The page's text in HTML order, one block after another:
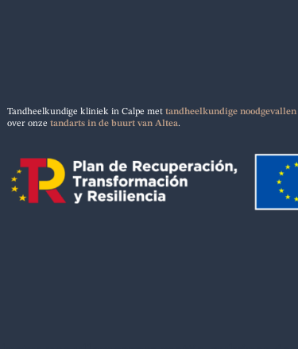
Tandheelkundige kliniek in Calpe met tandheelkundige noodgevallen
over onze tandarts in de buurt van Altea.